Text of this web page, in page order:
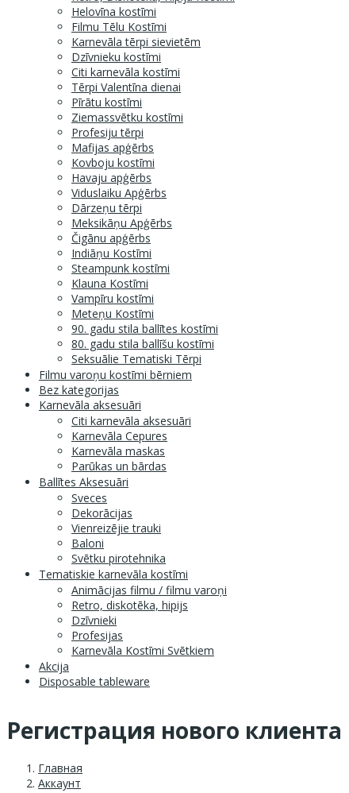
Helovīna kostīmi
Filmu Tēlu Kostīmi
Karnevāla tērpi sievietēm
Dzīvnieku kostīmi
Citi karnevāla kostīmi
Tērpi Valentīna dienai
Pīrātu kostīmi
Ziemassvētku kostīmi
Profesiju tērpi
Mafijas apģērbs
Kovboju kostīmi
Havaju apģērbs
Viduslaiku Apģērbs
Dārzeņu tērpi
Meksikāņu Apģērbs
Čigānu apģērbs
Indiāņu Kostīmi
Steampunk kostīmi
Klauna Kostīmi
Vampīru kostīmi
Meteņu Kostīmi
90. gadu stila ballītes kostīmi
80. gadu stila ballīšu kostīmi
Seksuālie Tematiski Tērpi
Filmu varoņu kostīmi bērniem
Bez kategorijas
Karnevāla aksesuāri
Citi karnevāla aksesuāri
Karnevāla Cepures
Karnevāla maskas
Parūkas un bārdas
Ballītes Aksesuāri
Sveces
Dekorācijas
Vienreizējie trauki
Baloni
Svētku pirotehnika
Tematiskie karnevāla kostīmi
Animācijas filmu / filmu varoņi
Retro, diskotēka, hipijs
Dzīvnieki
Profesijas
Karnevāla Kostīmi Svētkiem
Akcija
Disposable tableware
Регистрация нового клиента
Главная
Аккаунт